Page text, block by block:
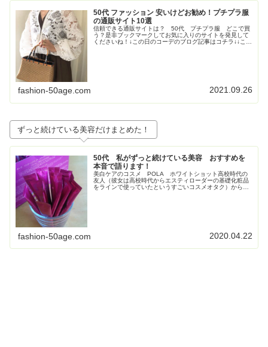
50代 ファッション 安いけどお勧め！プチプラ服
の通販サイト10選
信頼できる通販サイトは？ 50代 プチプラ服 どこで買
う？是非ブックマークしてお気に入りのサイトを発見して
くださいね！↓この日のコーデのブログ記事はコチラ↓↓この
fashion-50age.com 2021.09.26
ずっと続けている美容だけまとめた！
50代 私がずっと続けている美容 おすすめを
本音で語ります！
美白ケアのコスメ POLA ホワイトショット高校時代の
友人（彼女は高校時代からエスティローダーの基礎化粧品
をラインで使っていたというすごいコスメオタク）からす
fashion-50age.com 2020.04.22